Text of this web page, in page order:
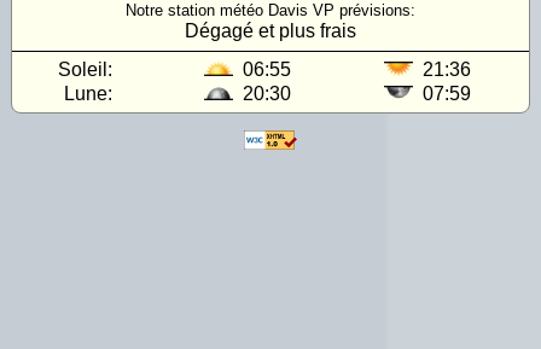
Notre station météo Davis VP prévisions:
Dégagé et plus frais
Soleil:
06:55
21:36
Lune:
20:30 07:59